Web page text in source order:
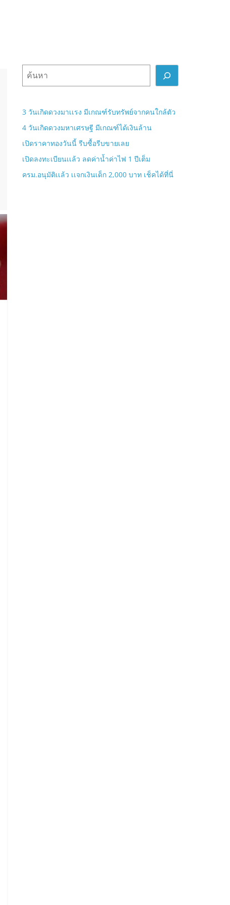
3 วันเกิดดวงมาเเรง มีเกณฑ์รับทรัพย์จากคนใกล้ตัว
4 วันเกิดดวงมหาเศรษฐี มีเกณฑ์ได้เงินล้าน
เปิดราคาทองวันนี้ รีบซื้อรีบขายเลย
เปิดลงทะเบียนเเล้ว ลดค่าน้ำค่าไฟ 1 ปีเต็ม
ครม.อนุมัติเเล้ว เเจกเงินเด็ก 2,000 บาท เช็คได้ที่นี่